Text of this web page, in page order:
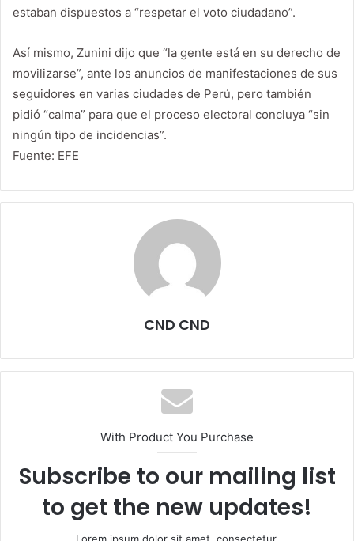
estaban dispuestos a “respetar el voto ciudadano”.
Así mismo, Zunini dijo que “la gente está en su derecho de
movilizarse”, ante los anuncios de manifestaciones de sus
seguidores en varias ciudades de Perú, pero también
pidió “calma” para que el proceso electoral concluya “sin
ningún tipo de incidencias”.
Fuente: EFE
CND CND
With Product You Purchase
Subscribe to our mailing list
to get the new updates!
Lorem ipsum dolor sit amet, consectetur.